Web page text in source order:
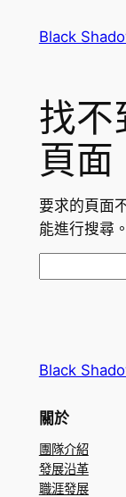
Black
找不
頁面
要求的頁面
能進行搜尋。
Black
關於
團隊介紹
發展沿革
職涯發展